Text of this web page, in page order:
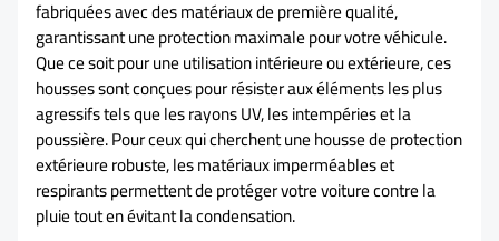
fabriquées avec des matériaux de première qualité,
garantissant une protection maximale pour votre véhicule.
Que ce soit pour une utilisation intérieure ou extérieure, ces
housses sont conçues pour résister aux éléments les plus
agressifs tels que les rayons UV, les intempéries et la
poussière. Pour ceux qui cherchent une housse de protection
extérieure robuste, les matériaux imperméables et
respirants permettent de protéger votre voiture contre la
pluie tout en évitant la condensation.